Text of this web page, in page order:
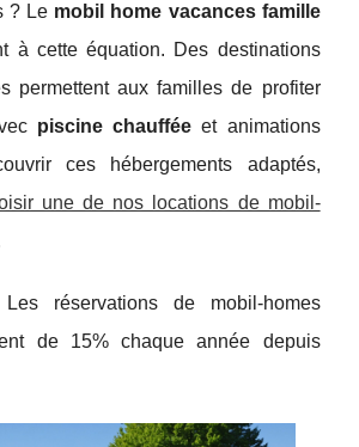
? Le mobil home vacances famille
à cette équation. Des destinations
permettent aux familles de profiter
piscine chauffée et animations
ces hébergements adaptés,
une de nos locations de mobil-
Les réservations de mobil-homes
de 15% chaque année depuis